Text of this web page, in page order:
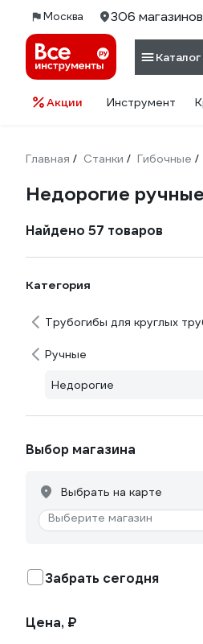
Москва 306 магазинов
Каталог
Акции Инструмент
Главная / Станки / Гибочные /
Недорогие
Найдено 57 товаров
Категория
Трубогибы для круглых
Ручные
Недорогие
Выбор магазина
Выбрать на карте
Выберите магазин
Забрать сегодня
Цена, ₽